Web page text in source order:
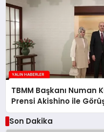
TBMM Başkanı
Prensi Akishino ile
Son Dakika